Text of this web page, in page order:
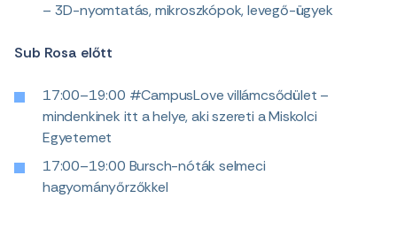
– 3D-nyomtatás, mikroszkópok, levegő-ügyek
Sub Rosa előtt
17:00–19:00 #CampusLove villámcsődület –
mindenkinek itt a helye, aki szereti a Miskolci
Egyetemet
17:00–19:00 Bursch-nóták selmeci
hagyományőrzőkkel